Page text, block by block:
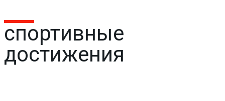
спортивные
достижения